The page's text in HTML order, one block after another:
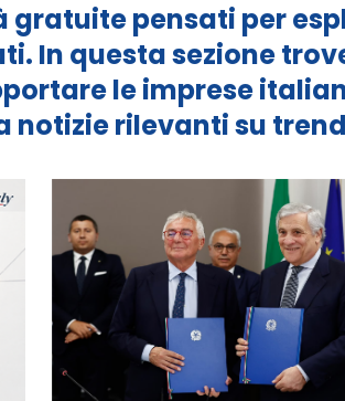
gratuite pensati per
In questa sezione
le imprese
notizie rilevanti su